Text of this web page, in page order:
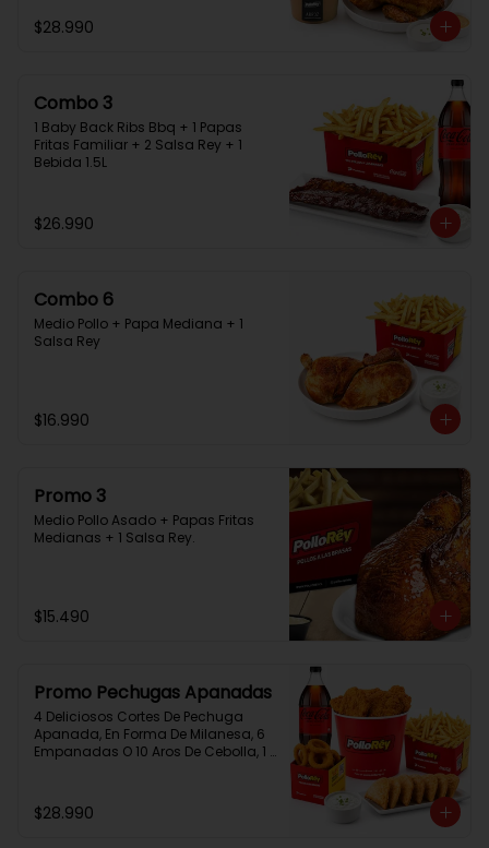
$28.990
Combo 3
1 Baby Back Ribs Bbq + 1 Papas
Fritas Familiar + 2 Salsa Rey + 1
Bebida 1.5L
$26.990
Combo 6
Medio Pollo + Papa Mediana + 1
Salsa Rey
$16.990
Promo 3
Medio Pollo Asado + Papas Fritas
Medianas + 1 Salsa Rey.
$15.490
Promo Pechugas Apanadas
4 Deliciosos Cortes De Pechuga
Apanada, En Forma De Milanesa, 6
Empanadas O 10 Aros De Cebolla, 1
$28.990